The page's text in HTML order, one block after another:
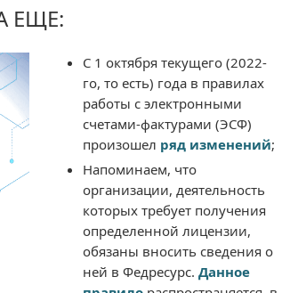
ЕЩЕ:
С 1 октября текущего (2022-
го, то есть) года в правилах
работы с электронными
счетами-фактурами (ЭСФ)
произошел ряд изменений;
Напоминаем, что
организации, деятельность
которых требует получения
определенной лицензии,
обязаны вносить сведения о
ней в Федресурс. Данное